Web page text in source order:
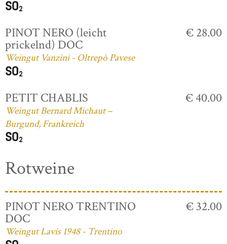
PINOT NERO (leicht
prickelnd) DOC
Weingut Vanzini - Oltrepò Pavese
€ 28.00
PETIT CHABLIS
Weingut Bernard Michaut –
Burgund, Frankreich
€ 40.00
Rotweine
PINOT NERO TRENTINO
DOC
Weingut Lavis 1948 - Trentino
€ 32.00